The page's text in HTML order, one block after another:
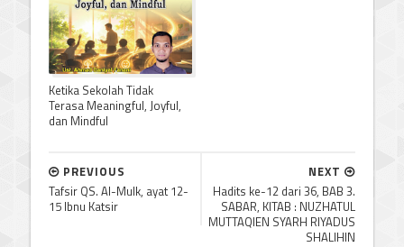
Ketika Sekolah Tidak
Terasa Meaningful, Joyful,
dan Mindful
NEXT
Hadits ke-12 dari 36, BAB 3.
SABAR, KITAB : NUZHATUL
MUTTAQIEN SYARH RIYADUS
SHALIHIN
PREVIOUS
Tafsir QS. Al-Mulk, ayat 12-
15 Ibnu Katsir